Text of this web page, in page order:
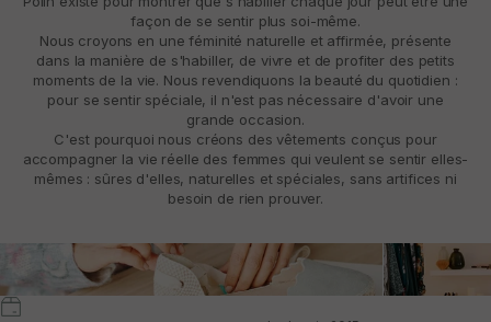
façon de se sentir plus soi-même.
Nous croyons en une féminité naturelle et affirmée, présente
dans la manière de s'habiller, de vivre et de profiter des petits
moments de la vie. Nous revendiquons la beauté du quotidien :
pour se sentir spéciale, il n'est pas nécessaire d'avoir une
grande occasion.
C'est pourquoi nous créons des vêtements conçus pour
accompagner la vie réelle des femmes qui veulent se sentir elles-
mêmes : sûres d'elles, naturelles et spéciales, sans artifices ni
besoin de rien prouver.